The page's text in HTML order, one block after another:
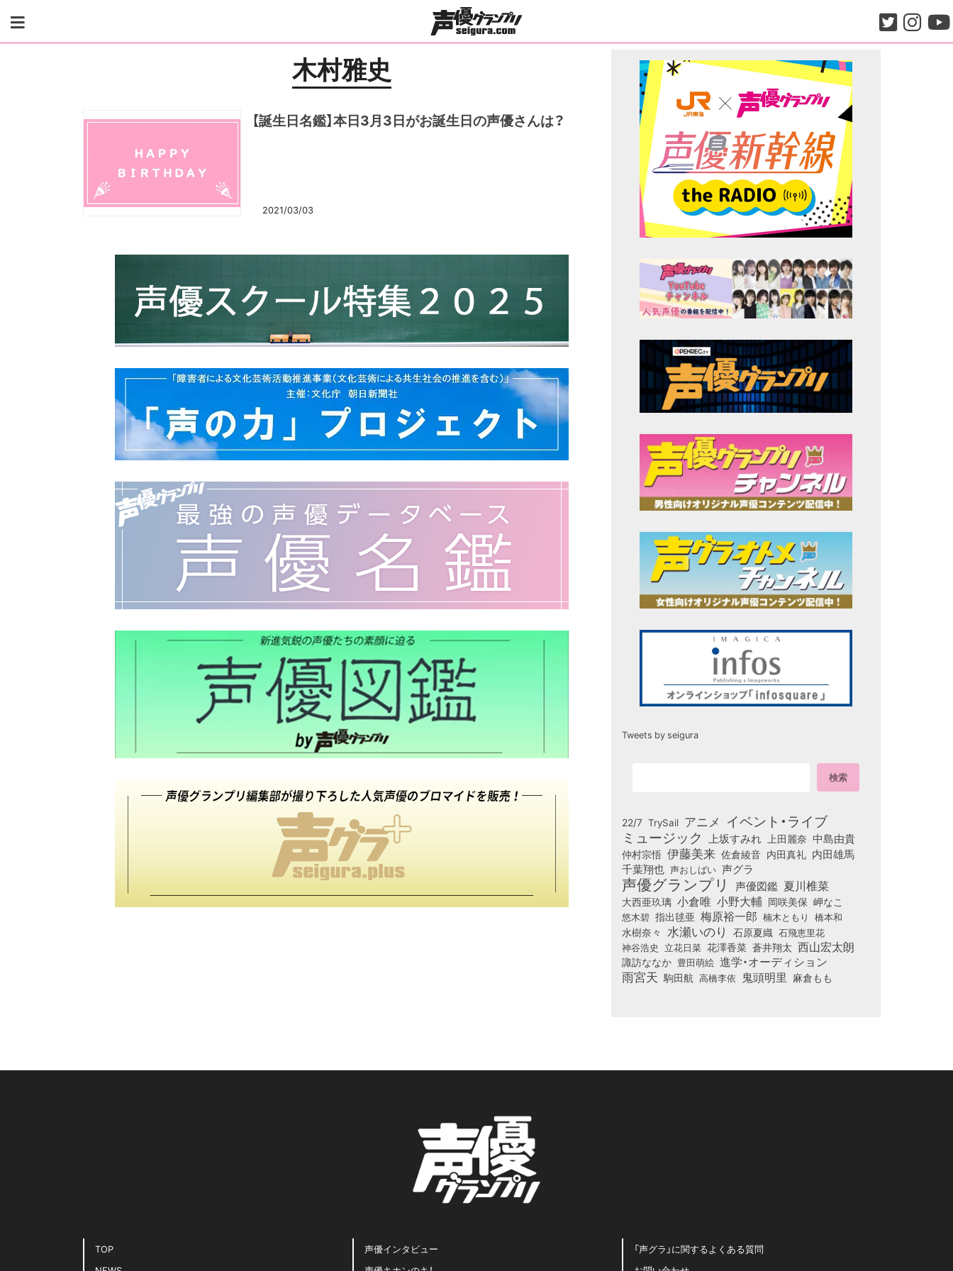
content
木村雅史
【誕生日名鑑】本日3月3日がお誕生日の声優さんは？
2021/03/03
Tweets by seigura
22/7 TrySail アニメ イベント・ライブ
ミュージック 上坂すみれ 上田麗奈 中島由貴
仲村宗悟 伊藤美来 佐倉綾音 内田真礼 内田雄馬
千葉翔也 声おしばい 声グラ
声優グランプリ 声優図鑑 夏川椎菜
大西亜玖璃 小倉唯 小野大輔 岡咲美保 岬なこ
悠木碧 指出毬亜 梅原裕一郎 楠木ともり 橋本和
水樹奈々 水瀬いのり 石原夏織 石飛恵里花
神谷浩史 立花日菜 花澤香菜 蒼井翔太 西山宏太朗
諏訪ななか 豊田萌絵 進学・オーディション
雨宮天 駒田航 高橋李依 鬼頭明里 麻倉もも
TOP
声優インタビュー
「声グラ」に関するよくある質問